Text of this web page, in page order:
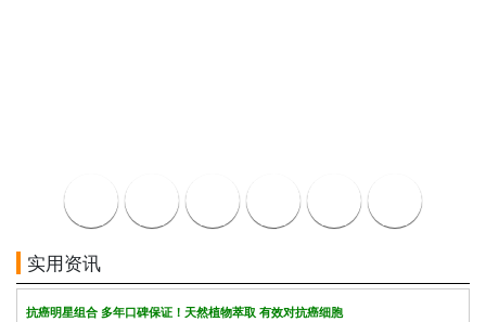
实用资讯
抗癌明星组合 多年口碑保证！天然植物萃取 有效对抗癌细胞